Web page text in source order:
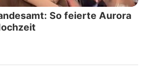
So feierte Aurora